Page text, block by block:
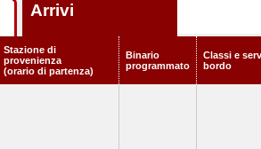
Arrivi
Stazione di
provenienza
(orario di partenza)
Binario
programmato
Classi e
bordo